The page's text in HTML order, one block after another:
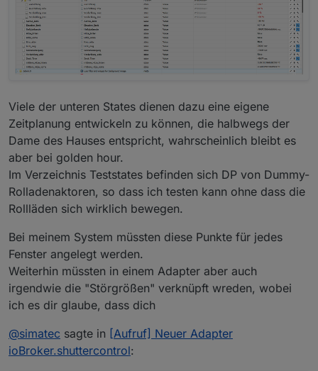
Viele der unteren States dienen dazu eine eigene
Zeitplanung entwickeln zu können, die halbwegs der
Dame des Hauses entspricht, wahrscheinlich bleibt es
aber bei golden hour.
Im Verzeichnis Teststates befinden sich DP von Dummy-
Rolladenaktoren, so dass ich testen kann ohne dass die
Rollläden sich wirklich bewegen.
Bei meinem System müssten diese Punkte für jedes
Fenster angelegt werden.
Weiterhin müssten in einem Adapter aber auch
irgendwie die "Störgrößen" verknüpft wreden, wobei
ich es dir glaube, dass dich
@simatec sagte in [Aufruf] Neuer Adapter
ioBroker.shuttercontrol: